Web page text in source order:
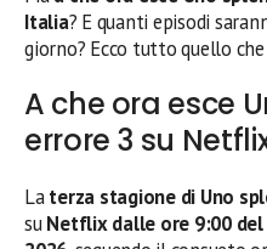
Italia? E quanti episodi
giorno? Ecco tutto quello che
A che ora esce
errore 3 su
Laterza stagione di Uno
suNetflix dalle ore 9:00